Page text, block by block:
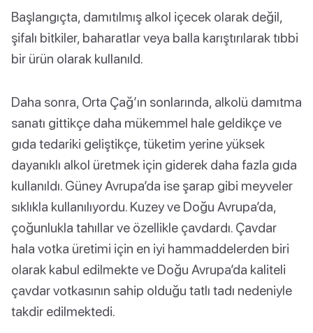
Başlangıçta, damıtılmış alkol içecek olarak değil,
şifalı bitkiler, baharatlar veya balla karıştırılarak tıbbi
bir ürün olarak kullanıld.
Daha sonra, Orta Çağ’ın sonlarında, alkolü damıtma
sanatı gittikçe daha mükemmel hale geldikçe ve
gıda tedariki geliştikçe, tüketim yerine yüksek
dayanıklı alkol üretmek için giderek daha fazla gıda
kullanıldı. Güney Avrupa’da ise şarap gibi meyveler
sıklıkla kullanılıyordu. Kuzey ve Doğu Avrupa’da,
çoğunlukla tahıllar ve özellikle çavdardı. Çavdar
hala votka üretimi için en iyi hammaddelerden biri
olarak kabul edilmekte ve Doğu Avrupa’da kaliteli
çavdar votkasının sahip olduğu tatlı tadı nedeniyle
takdir edilmektedi.